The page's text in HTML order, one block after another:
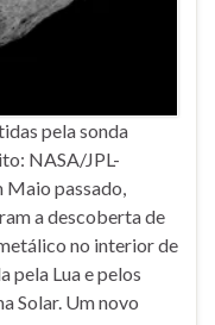
pela sonda
NASA/JPL-
passado,
a descoberta de
no interior de
pela Lua e pelos
Solar. Um novo